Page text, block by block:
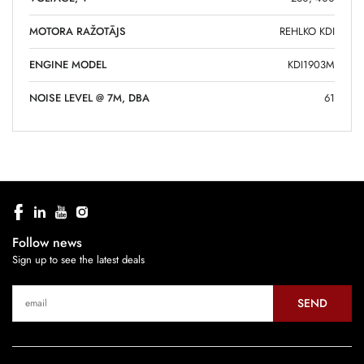
MOTORA RAŽOTĀJS REHLKO KDI
ENGINE MODEL KDI1903M
NOISE LEVEL @ 7M, DBA 61
Follow news
Sign up to see the latest deals
SEND